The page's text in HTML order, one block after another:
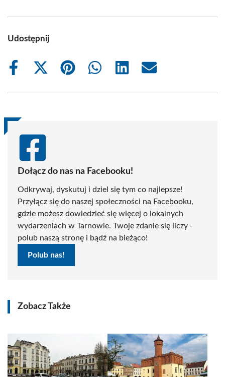
Udostępnij
Share
Share
(Twitter)
Share
Share
Share
Share
Dołącz do nas na Facebooku!
Odkrywaj, dyskutuj i dziel się tym co najlepsze!
Przyłącz się do naszej społeczności na Facebooku,
gdzie możesz dowiedzieć się więcej o lokalnych
wydarzeniach w Tarnowie. Twoje zdanie się liczy -
polub naszą stronę i bądź na bieżąco!
Polub nas!
Zobacz Także